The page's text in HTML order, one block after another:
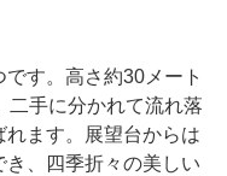
す。高さ約30メート
二手に分かれて流れ落
ます。展望台からは
、四季折々の美しい